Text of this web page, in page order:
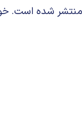
شده است.